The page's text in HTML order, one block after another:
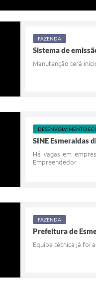
FAZENDA
Sistema de
Manutenção terá
DESENVOLVIMENTO
SINE Esmeraldas
Há vagas em
Empreendedor.
FAZENDA
Prefeitura de
Equipe técnica já foi